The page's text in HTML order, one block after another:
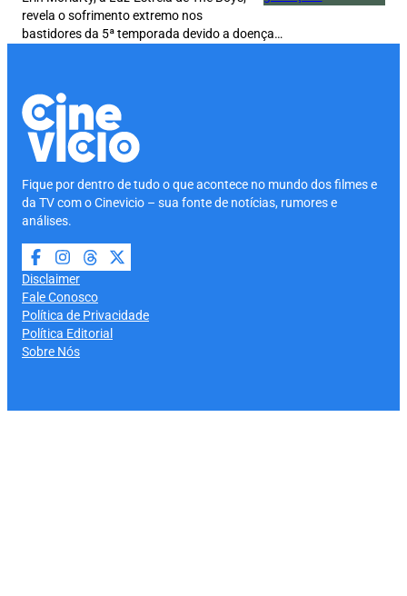
revela o sofrimento extremo nos
bastidores da 5ª temporada devido a doença…
Fique por dentro de tudo o que acontece no mundo dos filmes e
da TV com o Cinevicio – sua fonte de notícias, rumores e
análises.
Disclaimer
Fale Conosco
Política de Privacidade
Política Editorial
Sobre Nós